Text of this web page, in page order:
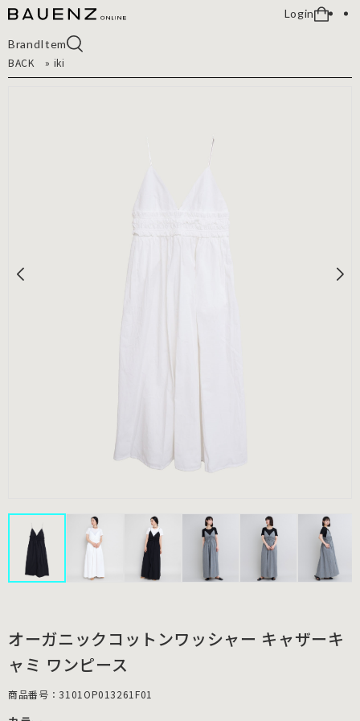
Login
BrandItem
BACK
» iki
オーガニックコットンワッシャー キャザーキ
ャミ ワンピース
商品番号：3101OP013261F01